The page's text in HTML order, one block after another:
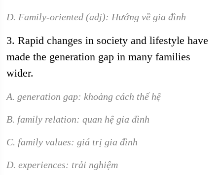
D. Family-oriented (adj): Hướng về gia đình
3. Rapid changes in society and lifestyle have
made the generation gap in many families
wider.
A. generation gap: khoảng cách thế hệ
B. family relation: quan hệ gia đình
C. family values: giá trị gia đình
D. experiences: trải nghiệm